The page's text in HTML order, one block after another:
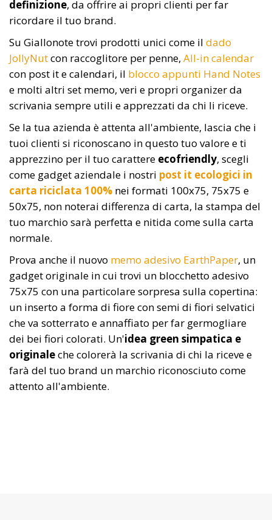
definizione, da offrire ai propri clienti per far
ricordare il tuo brand.
Su Giallonote trovi prodotti unici come il dado
JollyNutcon raccoglitore per penne, All-in calendar
con post it e calendari, il blocco appunti Hand Notes
e molti altri set memo, veri e propri organizer da
scrivania sempre utili e apprezzati da chi li riceve.
Se la tua azienda è attenta all'ambiente, lascia che i
tuoi clienti si riconoscano in questo tuo valore e ti
apprezzino per il tuo carattere ecofriendly, scegli
come gadget aziendale i nostri post it ecologici in
carta riciclata 100% nei formati 100x75, 75x75 e
50x75, non noterai differenza di carta, la stampa del
tuo marchio sarà perfetta e nitida come sulla carta
normale.
Prova anche il nuovo memo adesivo EarthPaper, un
gadget originale in cui trovi un blocchetto adesivo
75x75 con una particolare sorpresa sulla copertina:
un inserto a forma di fiore con semi di fiori selvatici
che va sotterrato e annaffiato per far germogliare
dei bei fiori colorati. Un'idea green simpatica e
originaleche colorerà la scrivania di chi la riceve e
farà del tuo brand un marchio riconosciuto come
attento all'ambiente.